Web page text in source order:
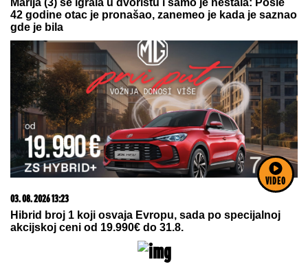
VIDEO
06. 08. 2026 07:08
Evo u kojim banjama važi vaučer od 10.000 dinara -
kompletan spisak destinacija u Srbiji
Ana Ivanović ovo sprema za ručak: Zdravo, ukusno i